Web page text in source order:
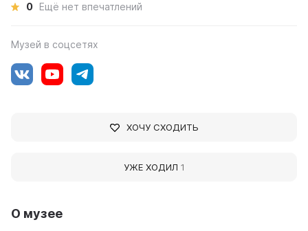
О музее
0 Ещё нет впечатлений
Музей в соцсетях
ХОЧУ СХОДИТЬ
УЖЕ ХОДИЛ 1